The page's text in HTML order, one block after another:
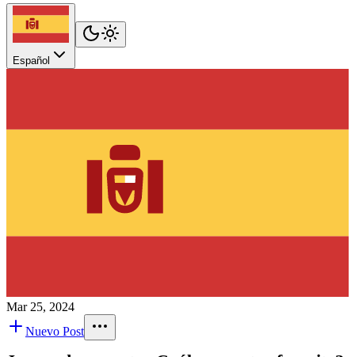
Español
Mar 25, 2024
Nuevo Post